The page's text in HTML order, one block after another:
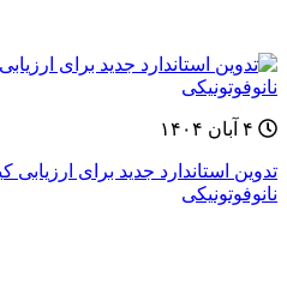
تدوین استاندارد جدید برای
نانوفوتونیکی